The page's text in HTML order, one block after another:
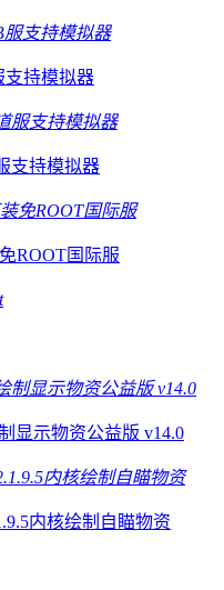
支持模拟器
支持模拟器
ROOT国际服
显示物资公益版 v14.0
内核绘制自瞄物资